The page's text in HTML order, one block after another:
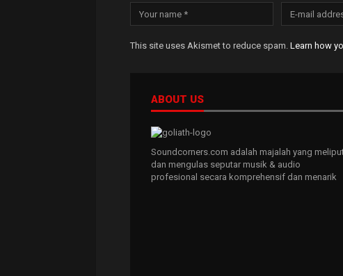
This site uses Akismet to reduce spam. Learn how
ABOUT US
Soundcorners.com adalah majalah yang
dan mengulas seputar musik & audio
profesional secara komprehensif dan menarik